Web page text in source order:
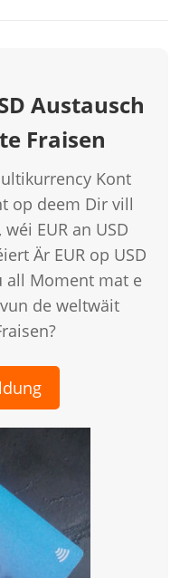
Austausch
Fraisen
Kont
op deem Dir vill
EUR an USD
Är EUR op USD
all Moment mat e
de weltwäit